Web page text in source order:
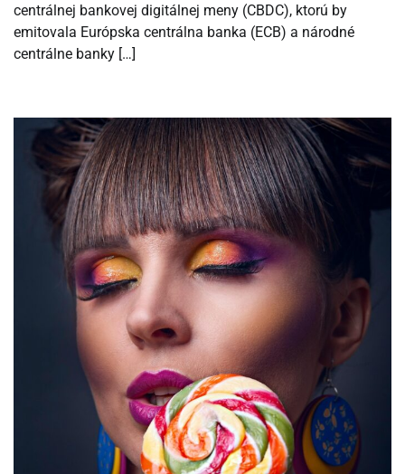
centrálnej bankovej digitálnej meny (CBDC), ktorú by
emitovala Európska centrálna banka (ECB) a národné
centrálne banky […]